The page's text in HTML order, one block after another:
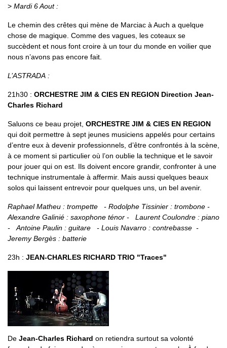
> Mardi 6 Aout :
Le chemin des crêtes qui mène de Marciac à Auch a quelque
chose de magique. Comme des vagues, les coteaux se
succèdent et nous font croire à un tour du monde en voilier que
nous n’avons pas encore fait.
L’ASTRADA :
21h30 : ORCHESTRE JIM & CIES EN REGION Direction Jean-
Charles Richard
Saluons ce beau projet, ORCHESTRE JIM & CIES EN REGION
qui doit permettre à sept jeunes musiciens appelés pour certains
d’entre eux à devenir professionnels, d’être confrontés à la scène,
à ce moment si particulier où l’on oublie la technique et le savoir
pour jouer qui on est. Ils doivent encore grandir, confronter à une
technique instrumentale à affermir. Mais aussi quelques beaux
solos qui laissent entrevoir pour quelques uns, un bel avenir.
Raphael Matheu : trompette - Rodolphe Tissinier : trombone -
Alexandre Galinié : saxophone ténor - Laurent Coulondre : piano
- Antoine Paulin : guitare - Louis Navarro : contrebasse -
Jeremy Bergès : batterie
23h : JEAN-CHARLES RICHARD TRIO "Traces"
De Jean-Charles Richard on retiendra surtout sa volonté